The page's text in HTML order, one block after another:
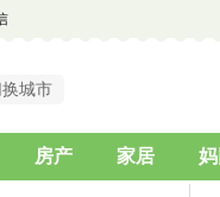
城市
房产 家居